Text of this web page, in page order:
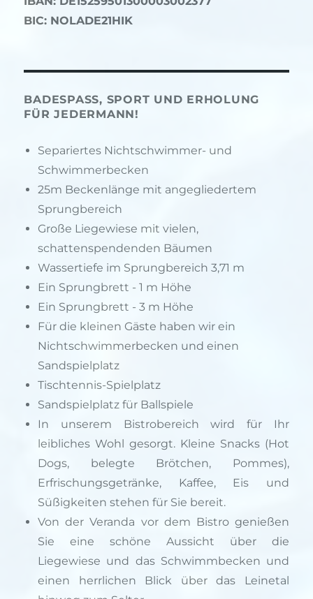
BIC: NOLADE21HIK
BADESPASS, SPORT UND ERHOLUNG F
ÜR JEDERMANN!
Separiertes Nichtschwimmer- und
Schwimmerbecken
25m Beckenlänge mit angegliedertem
Sprungbereich
Große Liegewiese mit vielen,
schattenspendenden Bäumen
Wassertiefe im Sprungbereich 3,71 m
Ein Sprungbrett - 1 m Höhe
Ein Sprungbrett - 3 m Höhe
Für die kleinen Gäste haben wir ein
Nichtschwimmerbecken und einen
Sandspielplatz
Tischtennis-Spielplatz
Sandspielplatz für Ballspiele
In unserem Bistrobereich wird für Ihr
leibliches Wohl gesorgt. Kleine Snacks (Hot
Dogs, belegte Brötchen, Pommes),
Erfrischungsgetränke, Kaffee, Eis und
Süßigkeiten stehen für Sie bereit.
Von der Veranda vor dem Bistro genießen
Sie eine schöne Aussicht über die
Liegewiese und das Schwimmbecken und
einen herrlichen Blick über das Leinetal